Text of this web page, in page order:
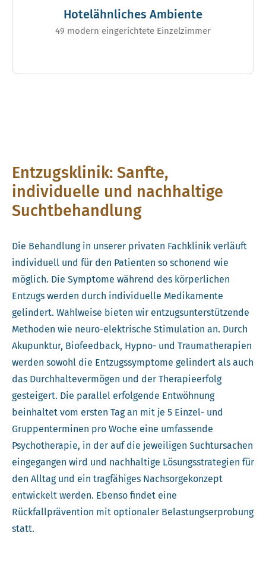
Hotelähnliches Ambiente
49 modern eingerichtete Einzelzimmer
Entzugsklinik: Sanfte,
individuelle und nachhaltige
Suchtbehandlung
Die Behandlung in unserer privaten Fachklinik verläuft
individuell und für den Patienten so schonend wie
möglich. Die Symptome während des körperlichen
Entzugs werden durch individuelle Medikamente
gelindert. Wahlweise bieten wir entzugsunterstützende
Methoden wie neuro-elektrische Stimulation an. Durch
Akupunktur, Biofeedback, Hypno- und Traumatherapien
werden sowohl die Entzugssymptome gelindert als auch
das Durchhaltevermögen und der Therapieerfolg
gesteigert. Die parallel erfolgende Entwöhnung
beinhaltet vom ersten Tag an mit je 5 Einzel- und
Gruppenterminen pro Woche eine umfassende
Psychotherapie, in der auf die jeweiligen Suchtursachen
eingegangen wird und nachhaltige Lösungsstrategien für
den Alltag und ein tragfähiges Nachsorgekonzept
entwickelt werden. Ebenso findet eine
Rückfallprävention mit optionaler Belastungserprobung
statt.